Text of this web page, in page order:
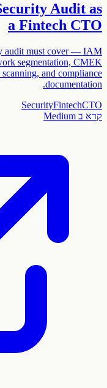
Audit as
a Fintech CTO
audit must cover — IAM
segmentation, CMEK
and compliance
documentation.
SecurityFintechCTO
קרא ב Medium